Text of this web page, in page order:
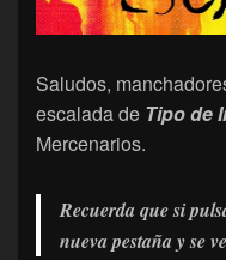
Saludos,
escalada de Tipo de
Mercenarios.
Recuerda que si
nueva pestaña y se